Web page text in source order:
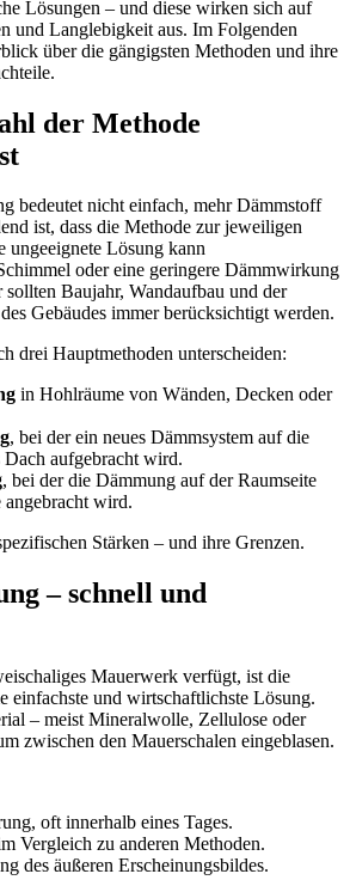
Lösungen – und diese wirken sich auf
und Langlebigkeit aus. Im Folgenden
über die gängigsten Methoden und ihre
der Methode
bedeutet nicht einfach, mehr Dämmstoff
ist, dass die Methode zur jeweiligen
ungeeignete Lösung kann
oder eine geringere Dämmwirkung
Baujahr, Wandaufbau und der
Gebäudes immer berücksichtigt werden.
drei Hauptmethoden unterscheiden:
in Hohlräume von Wänden, Decken oder
, bei der ein neues Dämmsystem auf die
Dach aufgebracht wird.
, bei der die Dämmung auf der Raumseite
wird.
Stärken – und ihre Grenzen.
– schnell und
Mauerwerk verfügt, ist die
einfachste und wirtschaftlichste Lösung.
– meist Mineralwolle, Zellulose oder
zwischen den Mauerschalen eingeblasen.
oft innerhalb eines Tages.
Vergleich zu anderen Methoden.
des äußeren Erscheinungsbildes.